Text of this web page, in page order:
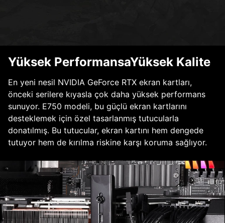
Yüksek PerformansaYüksek Kalite
En yeni nesil NVIDIA GeForce RTX ekran kartları,
önceki serilere kıyasla çok daha yüksek performans
sunuyor. E750 modeli, bu güçlü ekran kartlarını
desteklemek için özel tasarlanmış tutucularla
donatılmış. Bu tutucular, ekran kartını hem dengede
tutuyor hem de kırılma riskine karşı koruma sağlıyor.